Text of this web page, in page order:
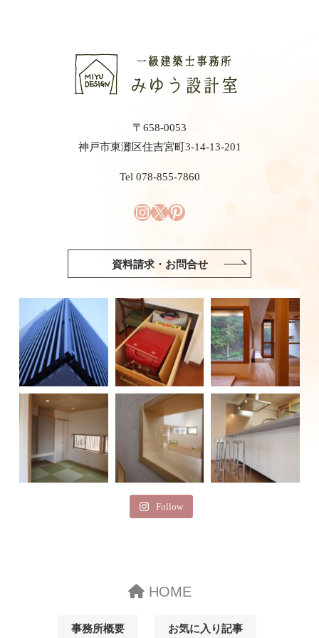
〒658-0053
神戸市東灘区住吉宮町3-14-13-201
Tel 078-855-7860
資料請求・お問合せ
Follow
HOME
事務所概要 お気に入り記事